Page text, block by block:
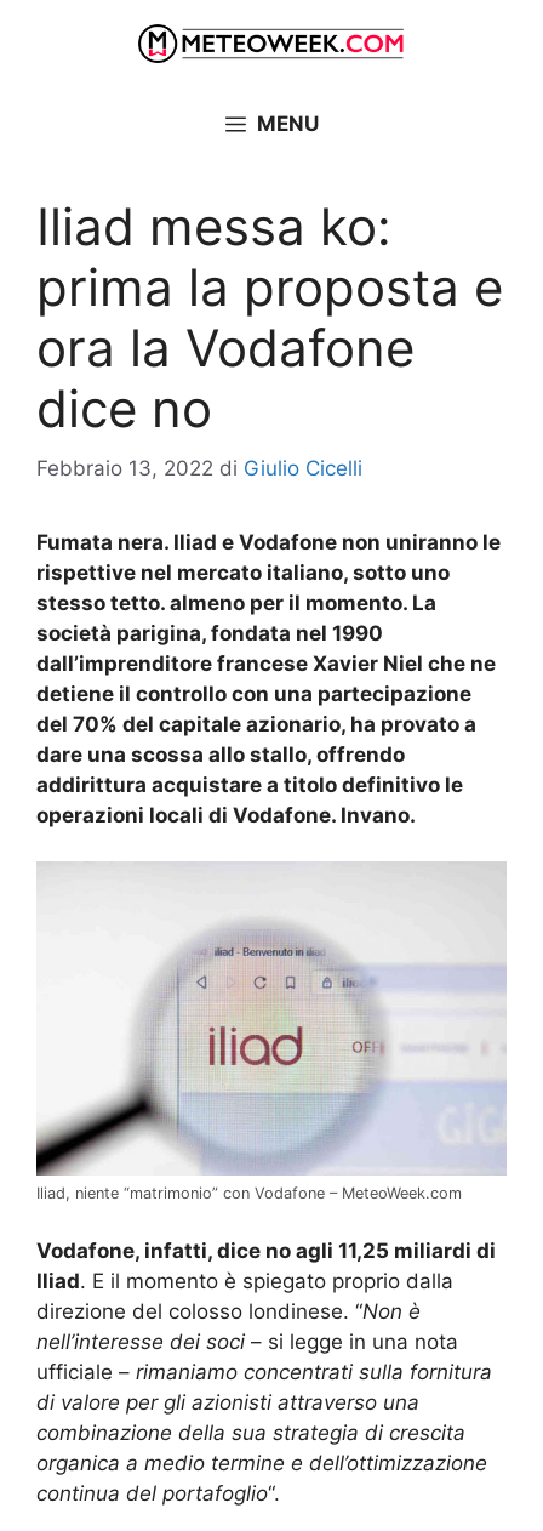
MENU
Iliad messa ko:
prima la proposta e
ora la Vodafone
dice no
Febbraio 13, 2022 di Giulio Cicelli
Fumata nera. Iliad e Vodafone non uniranno le
rispettive nel mercato italiano, sotto uno
stesso tetto. almeno per il momento. La
società parigina, fondata nel 1990
dall’imprenditore francese Xavier Niel che ne
detiene il controllo con una partecipazione
del 70% del capitale azionario, ha provato a
dare una scossa allo stallo, offrendo
addirittura acquistare a titolo definitivo le
operazioni locali di Vodafone. Invano.
Iliad, niente “matrimonio” con Vodafone – MeteoWeek.com
Vodafone, infatti, dice no agli 11,25 miliardi di
Iliad. E il momento è spiegato proprio dalla
direzione del colosso londinese. “Non è
nell’interesse dei soci – si legge in una nota
ufficiale – rimaniamo concentrati sulla fornitura
di valore per gli azionisti attraverso una
combinazione della sua strategia di crescita
organica a medio termine e dell’ottimizzazione
continua del portafoglio“.